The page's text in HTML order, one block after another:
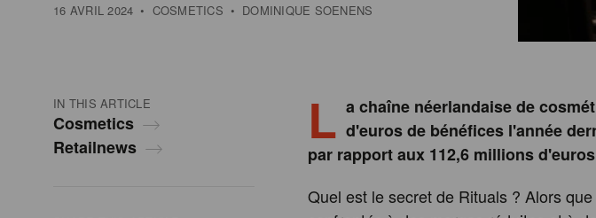
16 AVRIL 2024 • COSMETICS • DOMINIQUE SOENENS
IN THIS ARTICLE
Cosmetics
Retailnews
L a chaîne néerlandaise de
d'euros de bénéfices l'année
par rapport aux 112,6 millions
Quel est le secret de Rituals ? Alors